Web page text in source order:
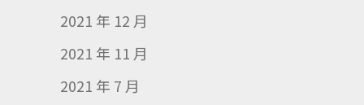
2021 年 12 月
2021 年 11 月
2021 年 7 月